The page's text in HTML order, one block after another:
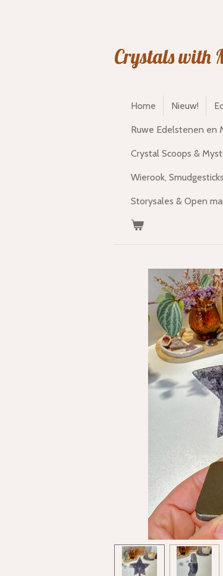
Crystals with
Home Nieuw!
Ruwe Edelstenen en
Crystal Scoops &
Wierook,
Storysales & Open